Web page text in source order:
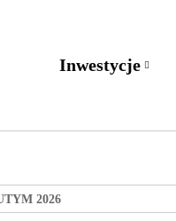
Inwestycje
2026